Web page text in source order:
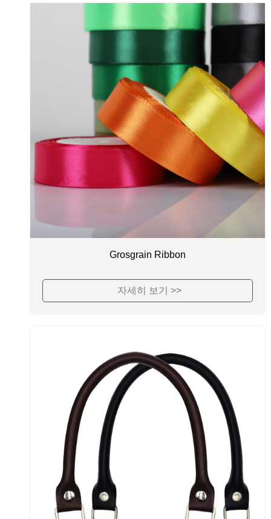
Grosgrain Ribbon
자세히 보기 >>